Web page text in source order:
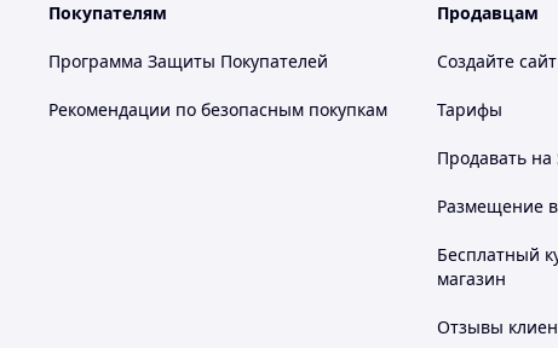
Покупателям
Программа Защиты Покупателей
Рекомендации по безопасным покупкам
Продавцам
Создайте сайт
Тарифы
Продавать на
Размещение в
Бесплатный
магазин
Отзывы